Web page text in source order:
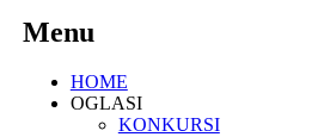
Menu
HOME
OGLASI
KONKURSI